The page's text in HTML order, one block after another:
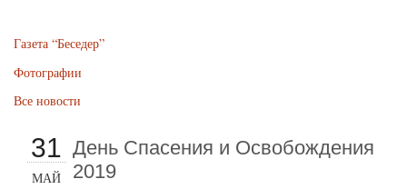
Газета “Беседер”
Фотографии
Все новости
31
МАЙ
День Спасения и Освобождения
2019